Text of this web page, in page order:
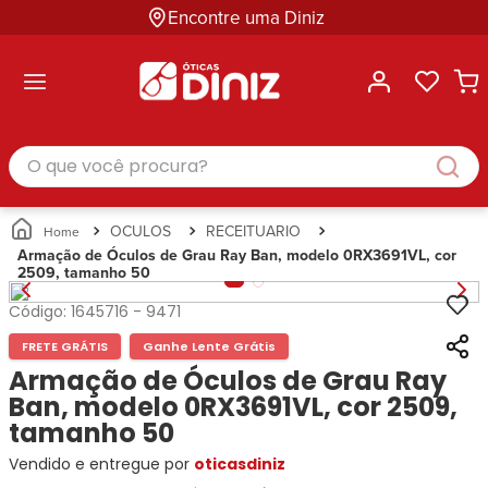
Encontre uma Diniz
Masculino
Feminino
Infantil
Unissex
Busque
Por
Marcas
Ana
Hickmann
Bulget
Miu-
Miu
Guess
Lacoste
Categorias
Masculino
Feminino
Infantil
Unissex
Busque
Por
Marcas
Ray-
Ban
Prada
Ana
Hickmann
Tecnol
Correntes
para
Óculos
Estojos
para
Óculos
Soluções
Cuidados
Busque
Ray-
Ban
Prada
Exchange
Tommy
Ana
Hickmann
Guess
Speedo
Categoria
Armações
de Óculos
Óculos
de Sol
Corrente
para
Óculos
Estojo
para
Óculos
Gênero
Masculino
Feminino
O que você procura?
OCULOS
RECEITUARIO
Armação de Óculos de Grau Ray Ban, modelo 0RX3691VL, cor
2509, tamanho 50
Código: 1645716 - 9471
FRETE GRÁTIS Ganhe Lente Grátis
Armação de Óculos de Grau Ray
Ban, modelo 0RX3691VL, cor 2509,
tamanho 50
Vendido e entregue por oticasdiniz